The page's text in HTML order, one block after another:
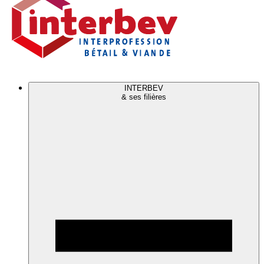
site
INTERBEV
& ses filières